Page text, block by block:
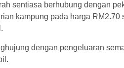
sentiasa berhubung dengan
kampung pada harga RM2.70
dengan pengeluaran